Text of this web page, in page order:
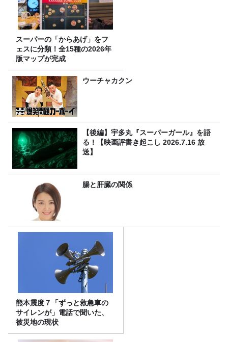
スーパーの「からあげ」をフ
ェスに分類！全15種の2026年
版マップが完成
ウーチャカクン
【後編】宇多丸『スーパーガール』を語
る！【映画評書き起こし 2026.7.16 放
送】
腸と肝臓の関係
熊本震度７「ずっと救急車の
サイレンが」電話で聞いた、
被災地の現状